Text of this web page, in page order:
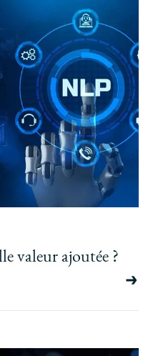
valeur ajoutée ?